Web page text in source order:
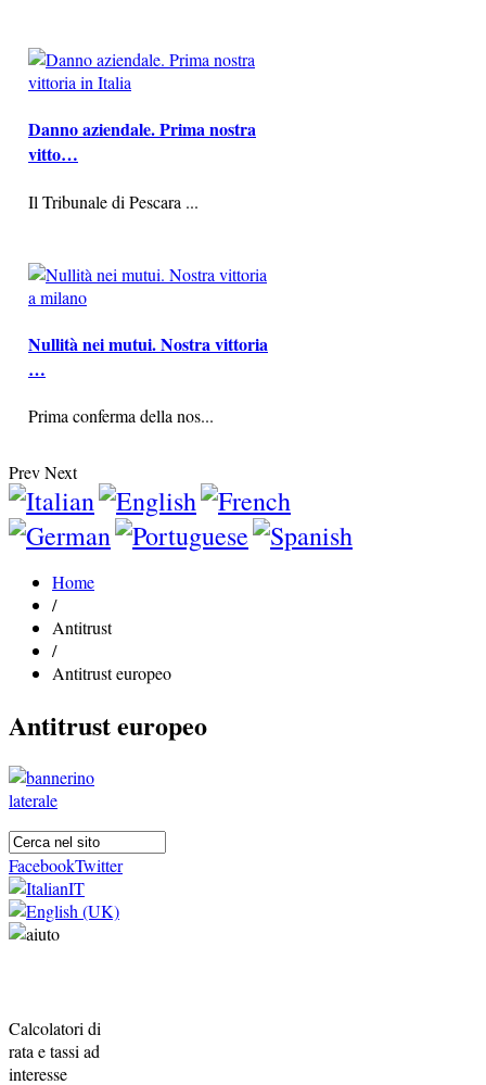
Danno aziendale. Prima nostra
vitto…
Il Tribunale di Pescara ...
Nullità nei mutui. Nostra vittoria
…
Prima conferma della nos...
PrevNext
Home
/
Antitrust
/
Antitrust europeo
Antitrust europeo
FacebookTwitter
Calcolatori di
rata e tassi ad
interesse